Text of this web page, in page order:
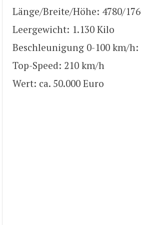
Länge/Breite/Höhe: 4780/
Leergewicht: 1.130 Kilo
Beschleunigung 0-100 km/h:
Top-Speed: 210 km/h
Wert: ca. 50.000 Euro